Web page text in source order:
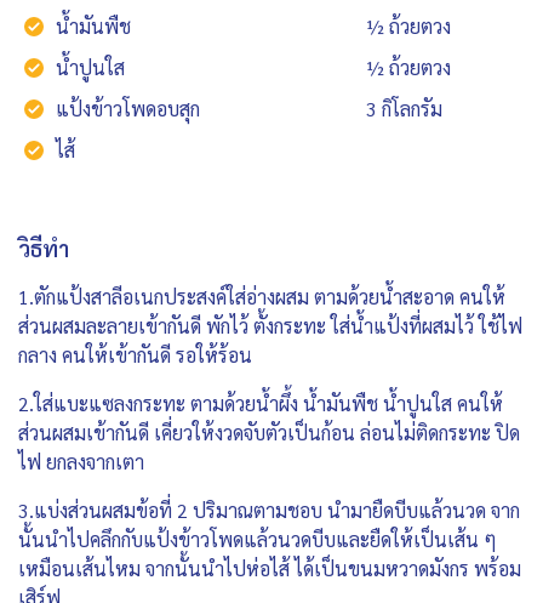
น้ำมันพืช
½ ถ้วยตวง
น้ำปูนใส
½ ถ้วยตวง
แป้งข้าวโพดอบสุก
3 กิโลกรัม
ไส้
วิธีทำ
1.ตักแป้งสาลีอเนกประสงค์ใส่อ่างผสม ตามด้วยน้ำสะอาด คนให้
ส่วนผสมละลายเข้ากันดี พักไว้ ตั้งกระทะ ใส่น้ำแป้งที่ผสมไว้ ใช้ไฟ
กลาง คนให้เข้ากันดี รอให้ร้อน
2.ใส่แบะแซลงกระทะ ตามด้วยน้ำผึ้ง น้ำมันพืช น้ำปูนใส คนให้
ส่วนผสมเข้ากันดี เคี่ยวให้งวดจับตัวเป็นก้อน ล่อนไม่ติดกระทะ ปิด
ไฟ ยกลงจากเตา
3.แบ่งส่วนผสมข้อที่ 2 ปริมาณตามชอบ นำมายืดบีบแล้วนวด จาก
นั้นนำไปคลึกกับแป้งข้าวโพดแล้วนวดบีบและยืดให้เป็นเส้น ๆ
เหมือนเส้นไหม จากนั้นนำไปห่อไส้ ได้เป็นขนมหวาดมังกร พร้อม
เสิร์ฟ